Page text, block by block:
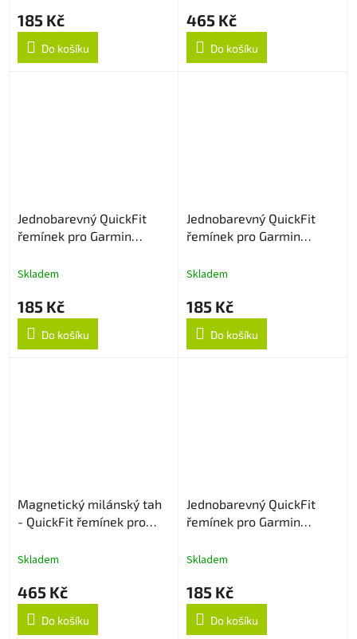
185 Kč
Do košíku
465 Kč
Do košíku
Jednobarevný QuickFit
řemínek pro Garmin
Skladem
185 Kč
Do košíku
Jednobarevný QuickFit
řemínek pro Garmin
Skladem
185 Kč
Do košíku
Magnetický milánský tah
- QuickFit řemínek pro
Skladem
465 Kč
Do košíku
Jednobarevný QuickFit
řemínek pro Garmin
Skladem
185 Kč
Do košíku